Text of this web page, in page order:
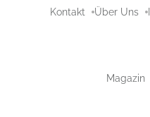
Kontakt Über Uns
Magazin